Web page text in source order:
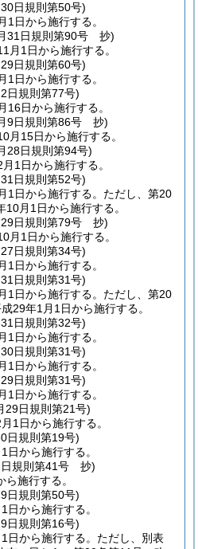
日規則第50号)
1日から施行する。
31日規則第90号 抄)
月1日から施行する。
日規則第60号)
1日から施行する。
日規則第77号)
16日から施行する。
9日規則第86号 抄)
月15日から施行する。
28日規則第94号)
1日から施行する。
日規則第52号)
1日から施行する。 ただし、第20
月1日から施行する。
日規則第79号 抄)
月1日から施行する。
日規則第34号)
1日から施行する。
日規則第31号)
1日から施行する。 ただし、第20
29年1月1日から施行する。
日規則第32号)
1日から施行する。
日規則第31号)
1日から施行する。
日規則第31号)
1日から施行する。
29日規則第21号)
1日から施行する。
日規則第19号)
日から施行する。
規則第41号 抄)
施行する。
日規則第50号)
日から施行する。
日規則第16号)
日から施行する。 ただし、別表